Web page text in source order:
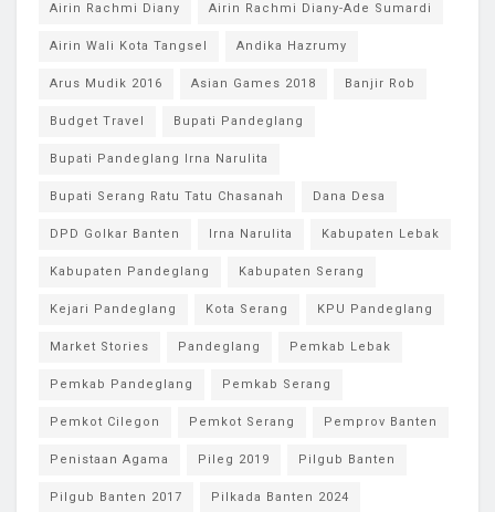
Airin Rachmi Diany Airin Rachmi Diany-Ade Sumardi
Airin Wali Kota Tangsel Andika Hazrumy
Arus Mudik 2016 Asian Games 2018 Banjir Rob
Budget Travel Bupati Pandeglang
Bupati Pandeglang Irna Narulita
Bupati Serang Ratu Tatu Chasanah Dana Desa
DPD Golkar Banten Irna Narulita Kabupaten Lebak
Kabupaten Pandeglang Kabupaten Serang
Kejari Pandeglang Kota Serang KPU Pandeglang
Market Stories Pandeglang Pemkab Lebak
Pemkab Pandeglang Pemkab Serang
Pemkot Cilegon Pemkot Serang Pemprov Banten
Penistaan Agama Pileg 2019 Pilgub Banten
Pilgub Banten 2017 Pilkada Banten 2024